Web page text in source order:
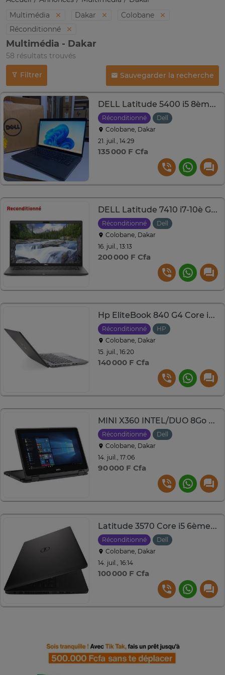
Multimédia
Dakar
Colobane
Réconditionné
Multimédia - Dakar
58 résultats trouvés
Filtrer Sauvegarder la recherche
DELL Latitude 5400 i5 8ème .8Go Disque SSD 256Go.14 POUCES
Réconditionné
Dell
Colobane, Dakar
21. juil., 14:29
135 000 F Cfa
DELL Latitude 7410 i7-10è GEN Ram 8Go. 256Go SSD
Réconditionné
Dell
Colobane, Dakar
16. juil., 13:13
200 000 F Cfa
Hp EliteBook 840 G4 Core i5 7ème 8Go 500
Réconditionné
HP
Colobane, Dakar
15. juil., 16:20
140 000 F Cfa
MINI X360 INTEL/DUO 8Go SSD 128Go
Réconditionné
Dell
Colobane, Dakar
14. juil., 17:06
90 000 F Cfa
Latitude 3570 Core i5 6ème RAM 8Go Disque 500go
Réconditionné
Dell
Colobane, Dakar
14. juil., 16:14
100 000 F Cfa